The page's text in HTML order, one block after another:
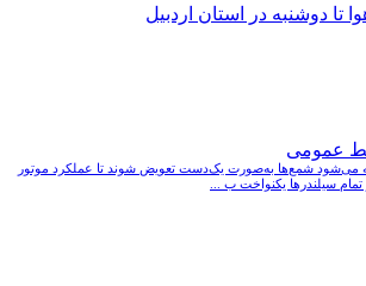
تا دوشنبه در استان اردبیل
عمومی
می‌شود شمع‌ها به‌صورت یک‌دست تعویض شوند تا عملکرد موتور
سیلندرها یکنواخت ب ...